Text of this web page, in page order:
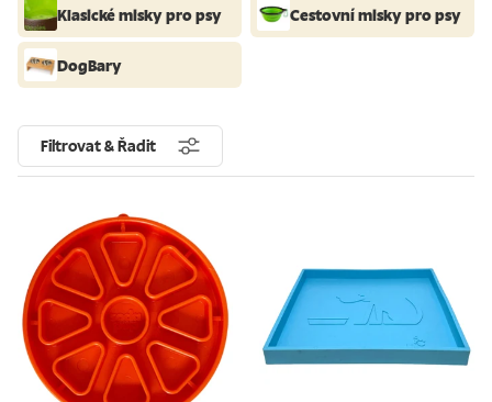
Klasické misky pro psy Cestovní misky pro psy
DogBary
Filtrovat & Řadit